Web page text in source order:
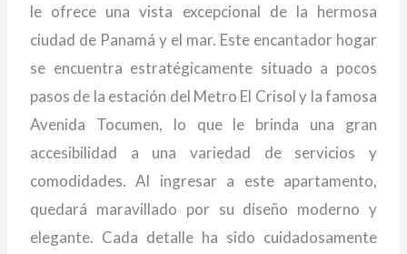
le ofrece una vista excepcional de la hermosa
ciudad de Panamá y el mar. Este encantador hogar
se encuentra estratégicamente situado a pocos
pasos de la estación del Metro El Crisol y la famosa
Avenida Tocumen, lo que le brinda una gran
accesibilidad a una variedad de servicios y
comodidades. Al ingresar a este apartamento,
quedará maravillado por su diseño moderno y
elegante. Cada detalle ha sido cuidadosamente